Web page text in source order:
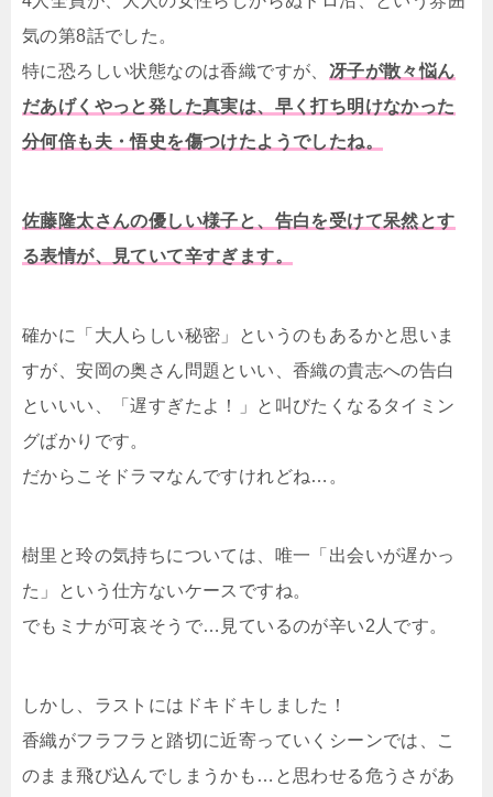
気の第8話でした。
特に恐ろしい状態なのは香織ですが、 冴子が散々悩ん
だあげくやっと発した真実は、早く打ち明けなかった
分何倍も夫・悟史を傷つけたようでしたね。
佐藤隆太さんの優しい様子と、告白を受けて呆然とす
る表情が、見ていて辛すぎます。
確かに「大人らしい秘密」というのもあるかと思いま
すが、安岡の奥さん問題といい、香織の貴志への告白
といいい、「遅すぎたよ！」と叫びたくなるタイミン
グばかりです。
だからこそドラマなんですけれどね…。
樹里と玲の気持ちについては、唯一「出会いが遅かっ
た」という仕方ないケースですね。
でもミナが可哀そうで…見ているのが辛い2人です。
しかし、ラストにはドキドキしました！
香織がフラフラと踏切に近寄っていくシーンでは、こ
のまま飛び込んでしまうかも…と思わせる危うさがあ